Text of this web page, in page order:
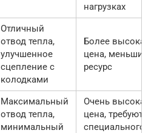
нагрузках
Отличный
отвод тепла,
улучшенное
сцепление с
колодками
Более высокая
цена, меньший
ресурс
Максимальный
отвод тепла,
минимальный
Очень высокая
цена, требуют
специального